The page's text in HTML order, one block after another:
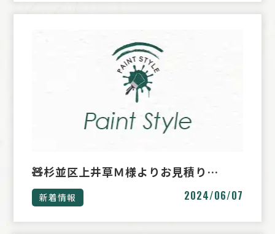
🧸杉並区上井草Ｍ様よりお見積り…
新着情報 2024/06/07